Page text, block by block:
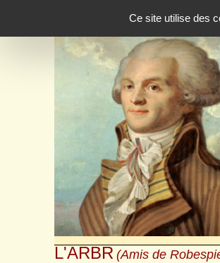
Ce site utilise des
L'ARBR (Amis de